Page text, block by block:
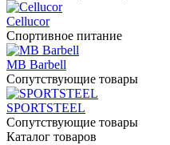
Cellucor
Спортивное питание
MB Barbell
Сопутствующие товары
SPORTSTEEL
Сопутствующие товары
Каталог товаров